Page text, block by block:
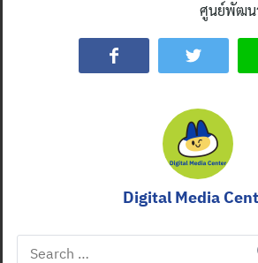
ศูนย์พัฒน
Digital Media
Search